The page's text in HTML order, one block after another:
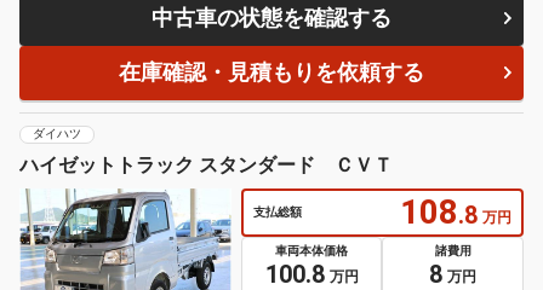
中古車の状態を確認する
在庫確認・見積もりを依頼する
ダイハツ
ハイゼットトラック スタンダード ＣＶＴ
支払総額 108.8 万円
車両本体価格
100.8 万円
諸費用
8 万円